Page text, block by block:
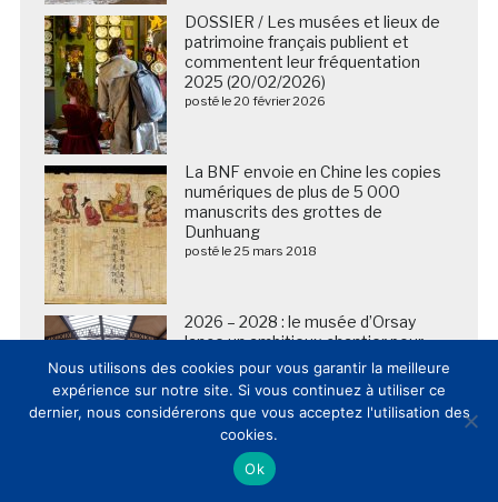
DOSSIER / Les musées et lieux de
patrimoine français publient et
commentent leur fréquentation
2025 (20/02/2026)
posté le 20 février 2026
La BNF envoie en Chine les copies
numériques de plus de 5 000
manuscrits des grottes de
Dunhuang
posté le 25 mars 2018
2026 – 2028 : le musée d’Orsay
lance un ambitieux chantier pour
améliorer l’accueil de ses visiteurs
posté le 10 mars 2026
Nous utilisons des cookies pour vous garantir la meilleure
expérience sur notre site. Si vous continuez à utiliser ce
dernier, nous considérerons que vous acceptez l'utilisation des
cookies.
Ok